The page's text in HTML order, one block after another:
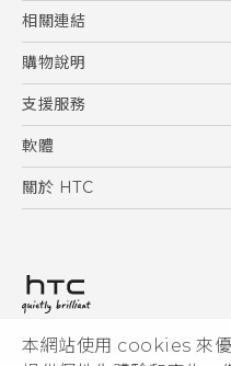
本網站使用 cookies 來優
5G
智慧型手機
配件
相關連結
HTC Research
購物說明
購物須知
訂單管理
付款方式
支援服務
到府收送維修服務
服務中心資訊
客戶服務佈告欄
軟體
應用程式
HTC Sync Manager
關於 HTC
投資人
隱私權政策
© 2011-2026 HTC